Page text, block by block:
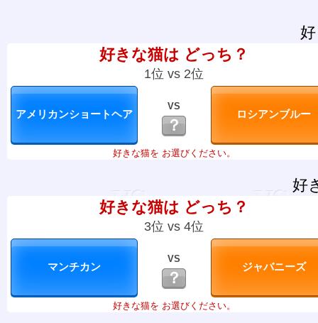
好きな猫は どっち？
1位 vs 2位
VS
？
好きな猫を お選びください。
好
好きな猫は どっち？
3位 vs 4位
VS
？
好きな猫を お選びください。